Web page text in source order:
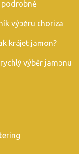
podrobně
výběru choriza
krájet jamon?
výběr jamonu